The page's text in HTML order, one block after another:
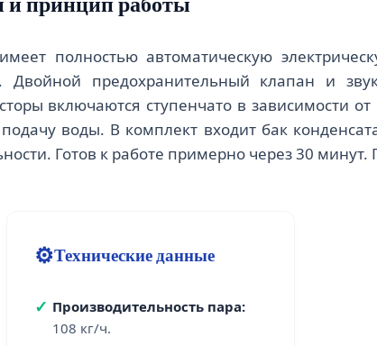
имеет полностью автоматическую
предохранительный клапан и
включаются ступенчато в зависимости
воды. В комплект входит бак
Готов к работе примерно через 30 минут.
⚙️Технические данные
✓ Производительность пара:
108 кг/ч.